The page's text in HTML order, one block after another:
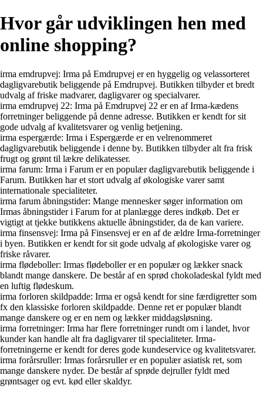
Hvor går udviklingen hen med
online shopping?
irma emdrupvej: Irma på Emdrupvej er en hyggelig og velassorteret
dagligvarebutik beliggende på Emdrupvej. Butikken tilbyder et bredt
udvalg af friske madvarer, dagligvarer og specialvarer.
irma emdrupvej 22: Irma på Emdrupvej 22 er en af Irma-kædens
forretninger beliggende på denne adresse. Butikken er kendt for sit
gode udvalg af kvalitetsvarer og venlig betjening.
irma espergærde: Irma i Espergærde er en velrenommeret
dagligvarebutik beliggende i denne by. Butikken tilbyder alt fra frisk
frugt og grønt til lækre delikatesser.
irma farum: Irma i Farum er en populær dagligvarebutik beliggende i
Farum. Butikken har et stort udvalg af økologiske varer samt
internationale specialiteter.
irma farum åbningstider: Mange mennesker søger information om
Irmas åbningstider i Farum for at planlægge deres indkøb. Det er
vigtigt at tjekke butikkens aktuelle åbningstider, da de kan variere.
irma finsensvej: Irma på Finsensvej er en af de ældre Irma-forretninger
i byen. Butikken er kendt for sit gode udvalg af økologiske varer og
friske råvarer.
irma flødeboller: Irmas flødeboller er en populær og lækker snack
blandt mange danskere. De består af en sprød chokoladeskal fyldt med
en luftig flødeskum.
irma forloren skildpadde: Irma er også kendt for sine færdigretter som
fx den klassiske forloren skildpadde. Denne ret er populær blandt
mange danskere og er en nem og lækker middagsløsning.
irma forretninger: Irma har flere forretninger rundt om i landet, hvor
kunder kan handle alt fra dagligvarer til specialiteter. Irma-
forretningerne er kendt for deres gode kundeservice og kvalitetsvarer.
irma forårsruller: Irmas forårsruller er en populær asiatisk ret, som
mange danskere nyder. De består af sprøde dejruller fyldt med
grøntsager og evt. kød eller skaldyr.